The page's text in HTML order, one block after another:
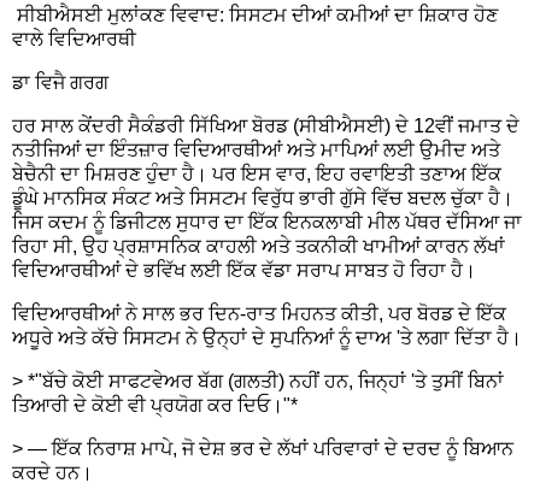
ਸੀਬੀਐਸਈ ਮੁਲਾਂਕਣ ਵਿਵਾਦ: ਸਿਸਟਮ ਦੀਆਂ ਕਮੀਆਂ ਦਾ ਸ਼ਿਕਾਰ ਹੋਣ
ਵਾਲੇ ਵਿਦਿਆਰਥੀ
ਡਾ ਵਿਜੈ ਗਰਗ
ਹਰ ਸਾਲ ਕੇਂਦਰੀ ਸੈਕੰਡਰੀ ਸਿੱਖਿਆ ਬੋਰਡ (ਸੀਬੀਐਸਈ) ਦੇ 12ਵੀਂ ਜਮਾਤ ਦੇ
ਨਤੀਜਿਆਂ ਦਾ ਇੰਤਜ਼ਾਰ ਵਿਦਿਆਰਥੀਆਂ ਅਤੇ ਮਾਪਿਆਂ ਲਈ ਉਮੀਦ ਅਤੇ
ਬੇਚੈਨੀ ਦਾ ਮਿਸ਼ਰਣ ਹੁੰਦਾ ਹੈ। ਪਰ ਇਸ ਵਾਰ, ਇਹ ਰਵਾਇਤੀ ਤਣਾਅ ਇੱਕ
ਡੂੰਘੇ ਮਾਨਸਿਕ ਸੰਕਟ ਅਤੇ ਸਿਸਟਮ ਵਿਰੁੱਧ ਭਾਰੀ ਗੁੱਸੇ ਵਿੱਚ ਬਦਲ ਚੁੱਕਾ ਹੈ।
ਜਿਸ ਕਦਮ ਨੂੰ ਡਿਜੀਟਲ ਸੁਧਾਰ ਦਾ ਇੱਕ ਇਨਕਲਾਬੀ ਮੀਲ ਪੱਥਰ ਦੱਸਿਆ ਜਾ
ਰਿਹਾ ਸੀ, ਉਹ ਪ੍ਰਸ਼ਾਸਨਿਕ ਕਾਹਲੀ ਅਤੇ ਤਕਨੀਕੀ ਖਾਮੀਆਂ ਕਾਰਨ ਲੱਖਾਂ
ਵਿਦਿਆਰਥੀਆਂ ਦੇ ਭਵਿੱਖ ਲਈ ਇੱਕ ਵੱਡਾ ਸਰਾਪ ਸਾਬਤ ਹੋ ਰਿਹਾ ਹੈ।
ਵਿਦਿਆਰਥੀਆਂ ਨੇ ਸਾਲ ਭਰ ਦਿਨ-ਰਾਤ ਮਿਹਨਤ ਕੀਤੀ, ਪਰ ਬੋਰਡ ਦੇ ਇੱਕ
ਅਧੂਰੇ ਅਤੇ ਕੱਚੇ ਸਿਸਟਮ ਨੇ ਉਨ੍ਹਾਂ ਦੇ ਸੁਪਨਿਆਂ ਨੂੰ ਦਾਅ 'ਤੇ ਲਗਾ ਦਿੱਤਾ ਹੈ।
> *"ਬੱਚੇ ਕੋਈ ਸਾਫਟਵੇਅਰ ਬੱਗ (ਗਲਤੀ) ਨਹੀਂ ਹਨ, ਜਿਨ੍ਹਾਂ 'ਤੇ ਤੁਸੀਂ ਬਿਨਾਂ
ਤਿਆਰੀ ਦੇ ਕੋਈ ਵੀ ਪ੍ਰਯੋਗ ਕਰ ਦਿਓ।"*
> — ਇੱਕ ਨਿਰਾਸ਼ ਮਾਪੇ, ਜੋ ਦੇਸ਼ ਭਰ ਦੇ ਲੱਖਾਂ ਪਰਿਵਾਰਾਂ ਦੇ ਦਰਦ ਨੂੰ ਬਿਆਨ
ਕਰਦੇ ਹਨ।